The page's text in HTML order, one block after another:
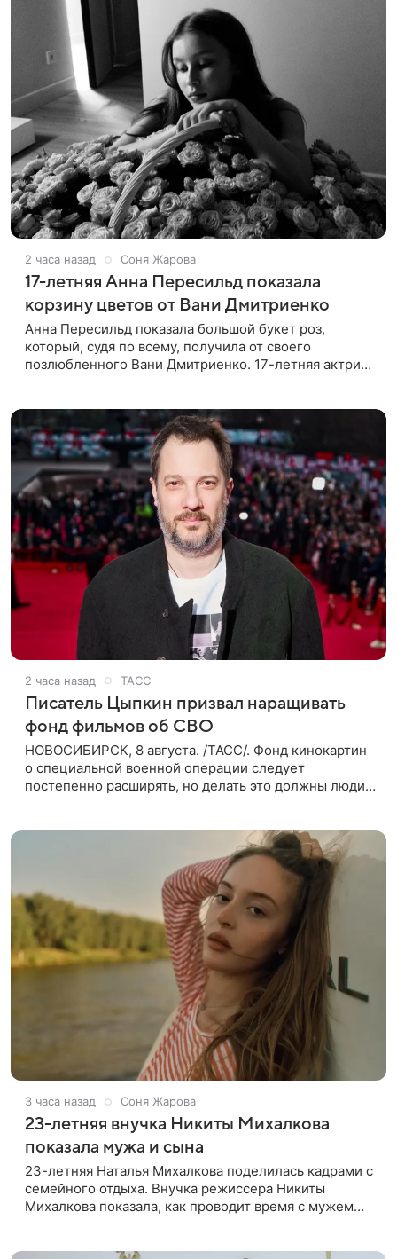
2 часа назад Соня Жарова
17-летняя Анна Пересильд показала
корзину цветов от Вани Дмитриенко
Анна Пересильд показала большой букет роз,
который, судя по всему, получилa от своего
позлюбленного Вани Дмитриенко. 17-летняя актриса
2 часа назад ТАСС
Писатель Цыпкин призвал наращивать
фонд фильмов об СВО
НОВОСИБИРСК, 8 августа. /ТАСС/. Фонд кинокартин
о специальной военной операции следует
постепенно расширять, но делать это должны люди,
3 часа назад Соня Жарова
23-летняя внучка Никиты Михалкова
показала мужа и сына
23-летняя Наталья Михалкова поделилась кадрами с
семейного отдыха. Внучка режиссера Никиты
Михалкова показала, как проводит время с мужем